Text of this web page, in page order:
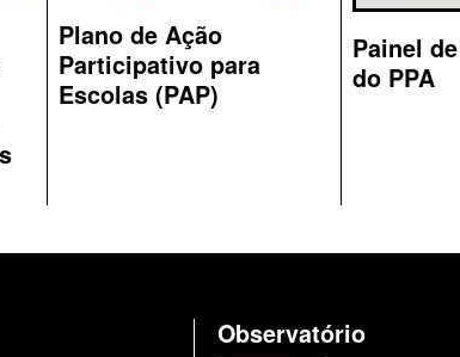
Plano de Ação
Participativo para
Escolas (PAP)
Painel
do PPA
Observatório